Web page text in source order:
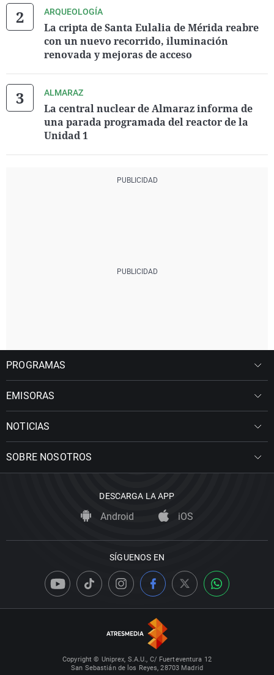
ARQUEOLOGÍA
La cripta de Santa Eulalia de Mérida reabre
con un nuevo recorrido, iluminación
renovada y mejoras de acceso
ALMARAZ
La central nuclear de Almaraz informa de
una parada programada del reactor de la
Unidad 1
PROGRAMAS
EMISORAS
NOTICIAS
SOBRE NOSOTROS
DESCARGA LA APP
Android iOS
SÍGUENOS EN
Copyright © Uniprex, S.A.U., C/ Fuerteventura 12
San Sebastián de los Reyes, 28703 Madrid